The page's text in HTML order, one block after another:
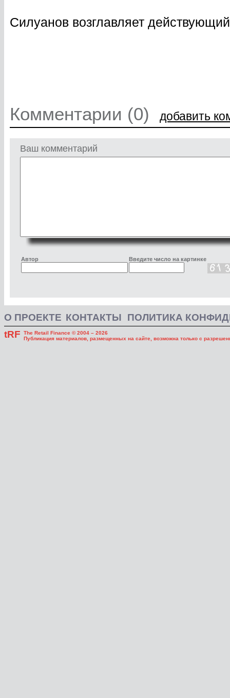
Силуанов возглавляет
Комментарии (0) добавить
Ваш комментарий
Автор Введите число на картинке
О ПРОЕКТЕ КОНТАКТЫ ПОЛИТИКА
The Retail Finance © 2004 – 2026
Публикация материалов, размещенных на сайте, возможна только с
tRF